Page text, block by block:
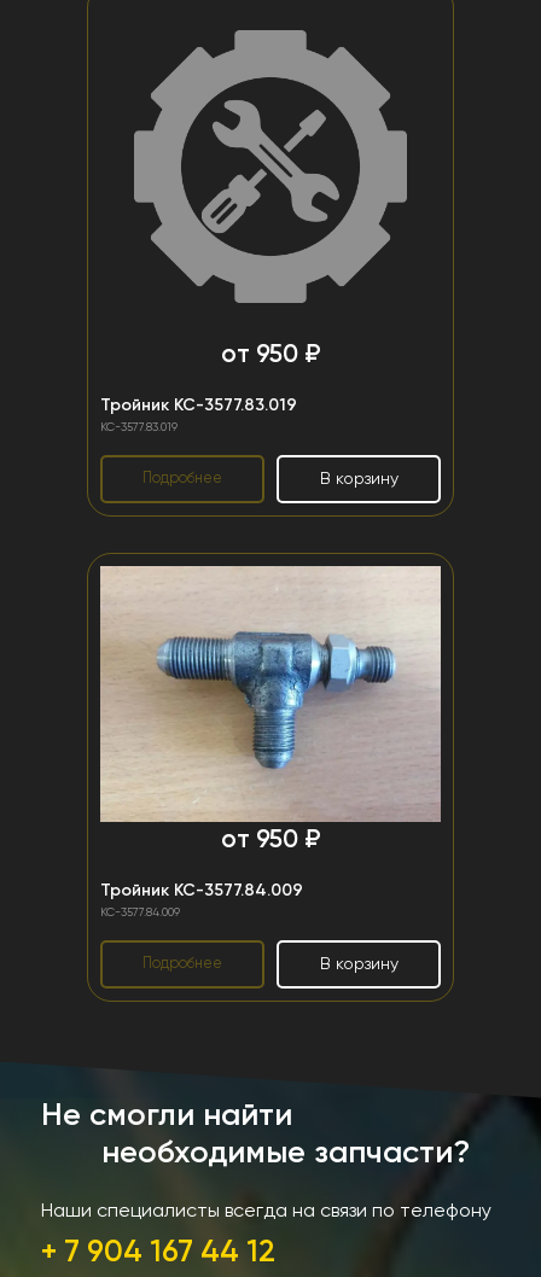
от 950 ₽
Тройник КС-3577.83.019
КС-3577.83.019
Подробнее В корзину
от 950 ₽
Тройник КС-3577.84.009
КС-3577.84.009
Подробнее В корзину
Не смогли найти
необходимые запчасти?
Наши специалисты всегда на связи по телефону
+ 7 904 167 44 12